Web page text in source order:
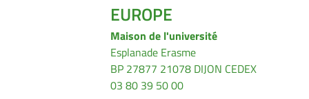
EUROPE
Maison de l'université
Esplanade Erasme
BP 27877 21078 DIJON CEDEX
03 80 39 50 00